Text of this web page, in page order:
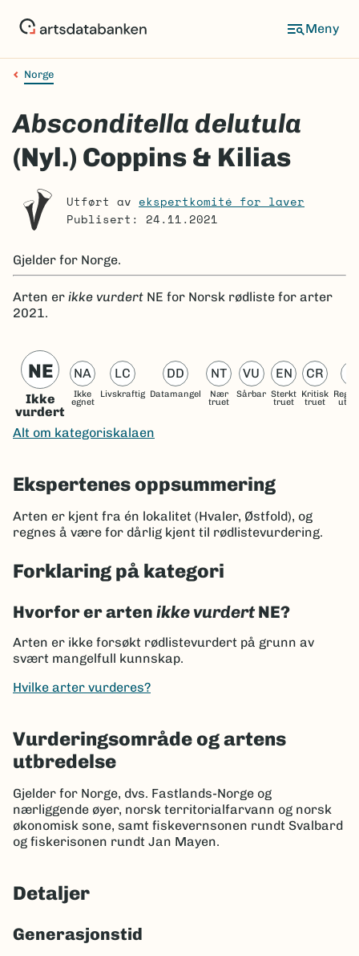
Meny
Navigasjonssti
Norge
Absconditella delutula
(Nyl.) Coppins & Kilias
Utført av ekspertkomité for laver
Publisert: 24.11.2021
Gjelder for Norge.
Arten er ikke vurdert NE for Norsk rødliste for arter
2021.
NE
Ikke
vurdert
NA
Ikke
egnet
LC
Livskraftig
DD
Datamangel
NT
Nær
truet
VU
Sårbar
EN
Sterkt
truet
CR
Kritisk
truet
Alt om kategoriskalaen
Ekspertenes oppsummering
Arten er kjent fra én lokalitet (Hvaler, Østfold), og
regnes å være for dårlig kjent til rødlistevurdering.
Forklaring på kategori
Hvorfor er arten ikke vurdertNE?
Arten er ikke forsøkt rødlistevurdert på grunn av
svært mangelfull kunnskap.
Hvilke arter vurderes?
Vurderingsområde og artens
utbredelse
Gjelder for Norge, dvs. Fastlands-Norge og
nærliggende øyer, norsk territorialfarvann og norsk
økonomisk sone, samt fiskevernsonen rundt Svalbard
og fiskerisonen rundt Jan Mayen.
Detaljer
Generasjonstid